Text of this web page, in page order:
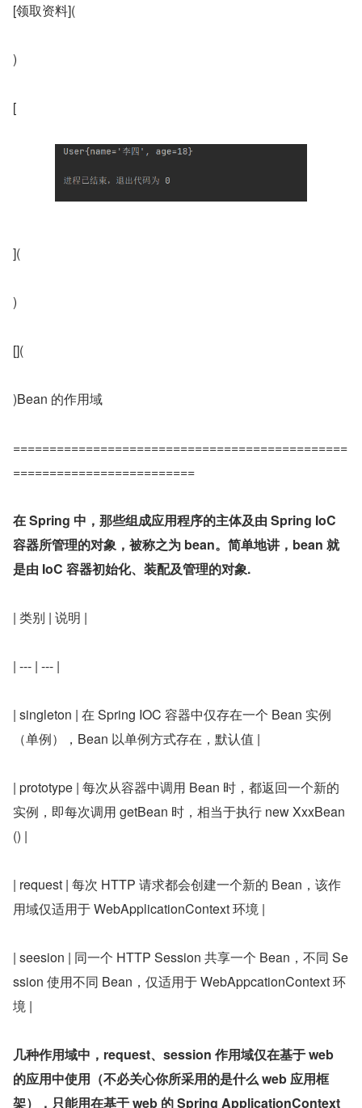
[领取资料](
)
[
](
)
[](
)Bean 的作用域
==============================================
=========================
在 Spring 中，那些组成应用程序的主体及由 Spring IoC
容器所管理的对象，被称之为 bean。简单地讲，bean 就
是由 IoC 容器初始化、装配及管理的对象.
| 类别 | 说明 |
| --- | --- |
| singleton | 在 Spring IOC 容器中仅存在一个 Bean 实例
（单例），Bean 以单例方式存在，默认值 |
| prototype | 每次从容器中调用 Bean 时，都返回一个新的
实例，即每次调用 getBean 时，相当于执行 new XxxBean
() |
| request | 每次 HTTP 请求都会创建一个新的 Bean，该作
用域仅适用于 WebApplicationContext 环境 |
| seesion | 同一个 HTTP Session 共享一个 Bean，不同 Se
ssion 使用不同 Bean，仅适用于 WebAppcationContext 环
境 |
几种作用域中，request、session 作用域仅在基于 web
的应用中使用（不必关心你所采用的是什么 web 应用框
架），只能用在基于 web 的 Spring ApplicationContext